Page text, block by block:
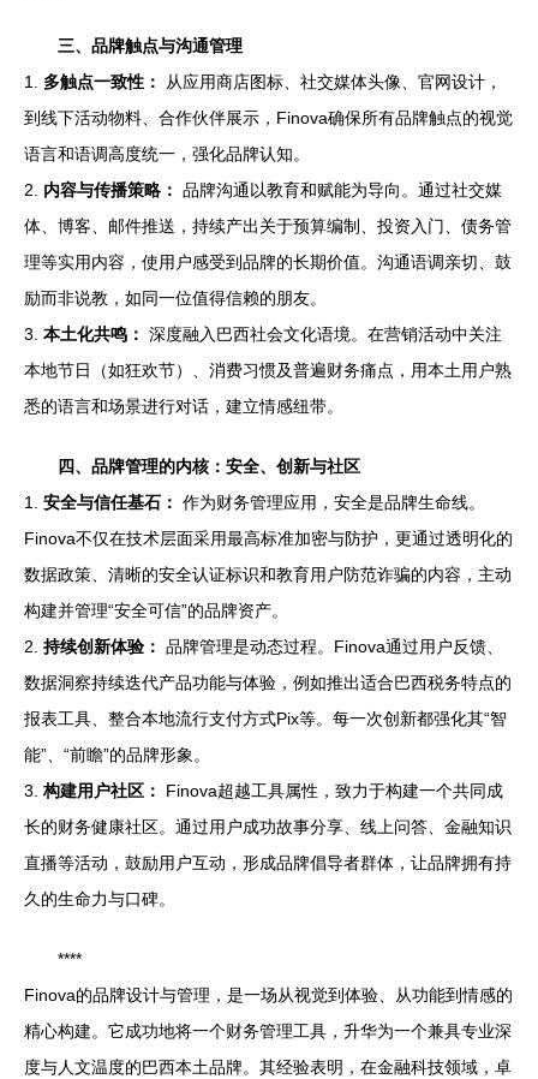
三、品牌触点与沟通管理
1. 多触点一致性：
从应用商店图标、社交媒体头像、官网设计，
到线下活动物料、合作伙伴展示，Finova确保所有品牌触点的视觉
语言和语调高度统一，强化品牌认知。
2. 内容与传播策略： 品牌沟通以教育和赋能为导向。通过社交媒
体、博客、邮件推送，持续产出关于预算编制、投资入门、债务管
理等实用内容，使用户感受到品牌的长期价值。沟通语调亲切、鼓
励而非说教，如同一位值得信赖的朋友。
3. 本土化共鸣： 深度融入巴西社会文化语境。在营销活动中关注
本地节日（如狂欢节）、消费习惯及普遍财务痛点，用本土用户熟
悉的语言和场景进行对话，建立情感纽带。
四、品牌管理的内核：安全、创新与社区
1. 安全与信任基石： 作为财务管理应用，安全是品牌生命线。
Finova不仅在技术层面采用最高标准加密与防护，更通过透明化的
数据政策、清晰的安全认证标识和教育用户防范诈骗的内容，主动
构建并管理“安全可信”的品牌资产。
2. 持续创新体验： 品牌管理是动态过程。Finova通过用户反馈、
数据洞察持续迭代产品功能与体验，例如推出适合巴西税务特点的
报表工具、整合本地流行支付方式Pix等。每一次创新都强化其“智
能”、“前瞻”的品牌形象。
3. 构建用户社区：
Finova超越工具属性，致力于构建一个共同成
长的财务健康社区。通过用户成功故事分享、线上问答、金融知识
直播等活动，鼓励用户互动，形成品牌倡导者群体，让品牌拥有持
久的生命力与口碑。
****
Finova的品牌设计与管理，是一场从视觉到体验、从功能到情感的
精心构建。它成功地将一个财务管理工具，升华为一个兼具专业深
度与人文温度的巴西本土品牌。其经验表明，在金融科技领域，卓